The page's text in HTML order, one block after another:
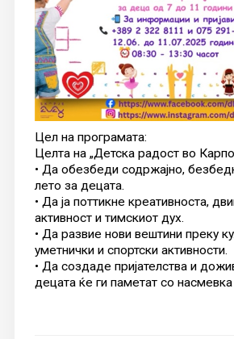
Цел на програмата:
Целта на „Детска радост во
• Да обезбеди содржајно,
лето за децата.
• Да ја поттикне креативноста,
активност и тимскиот дух.
• Да развие нови вештини преку
уметнички и спортски активности.
• Да создаде пријателства и
децата ќе ги паметат со насмевка